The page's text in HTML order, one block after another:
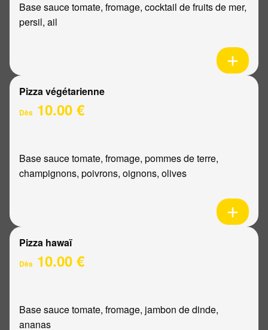
Base sauce tomate, fromage, cocktail de fruits de mer,
persil, ail
Pizza végétarienne
Dès 10.00 €
Base sauce tomate, fromage, pommes de terre,
champignons, poivrons, oignons, olives
Pizza hawaï
Dès 10.00 €
Base sauce tomate, fromage, jambon de dinde,
ananas